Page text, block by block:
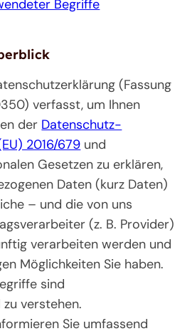
Begriffe
(Fassung
verfasst, um Ihnen
der Datenschutz-
2016/679 und
Gesetzen zu erklären,
Daten (kurz Daten)
– und die von uns
(z. B. Provider)
verarbeiten werden und
Möglichkeiten Sie haben.
sind
verstehen.
Sie umfassend